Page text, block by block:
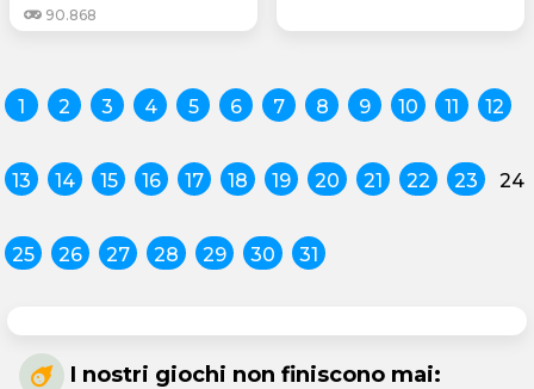
90.868
1 2 3 4 5 6 7 8 9 10 11 12
13 14 15 16 17 18 19 20 21 22 23 24
25 26 27 28 29 30 31
I nostri giochi non finiscono mai: